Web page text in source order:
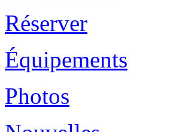
Réserver
Équipements
Photos